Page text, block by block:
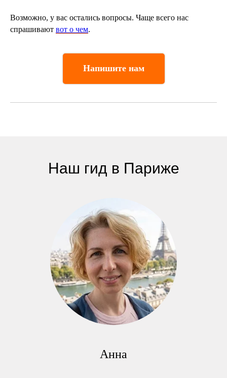
Возможно, у вас остались вопросы. Чаще всего нас
спрашивают вот о чем.
Напишите нам
Наш гид в Париже
Анна